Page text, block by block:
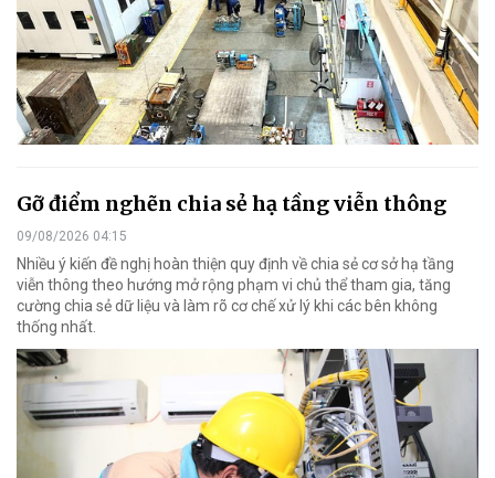
Gỡ điểm nghẽn chia sẻ hạ tầng viễn thông
09/08/2026 04:15
Nhiều ý kiến đề nghị hoàn thiện quy định về chia sẻ cơ sở hạ tầng
viễn thông theo hướng mở rộng phạm vi chủ thể tham gia, tăng
cường chia sẻ dữ liệu và làm rõ cơ chế xử lý khi các bên không
thống nhất.